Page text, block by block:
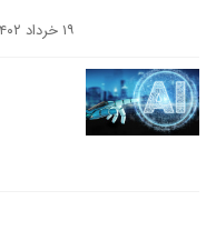
۱۹ خرداد ۱۴۰۲